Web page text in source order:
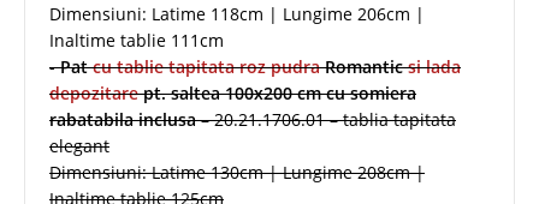
Dimensiuni: Latime 118cm | Lungime 206cm |
Inaltime tablie 111cm
-Patcu tablie tapitata roz pudraRomanticsi lada
depozitarept. saltea 100x200 cm cu somiera
rabatabila inclusa– 20.21.1706.01 – tablia tapitata
elegant
Dimensiuni: Latime 130cm | Lungime 208cm |
Inaltime tablie 125cm